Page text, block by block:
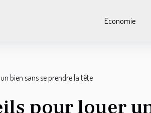
Economie
bien sans se prendre la tête
pour louer